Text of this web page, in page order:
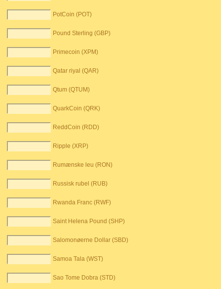
PotCoin (POT)
Pound Sterling (GBP)
Primecoin (XPM)
Qatar riyal (QAR)
Qtum (QTUM)
QuarkCoin (QRK)
ReddCoin (RDD)
Ripple (XRP)
Rumænske leu (RON)
Russisk rubel (RUB)
Rwanda Franc (RWF)
Saint Helena Pound (SHP)
Salomonøerne Dollar (SBD)
Samoa Tala (WST)
Sao Tome Dobra (STD)